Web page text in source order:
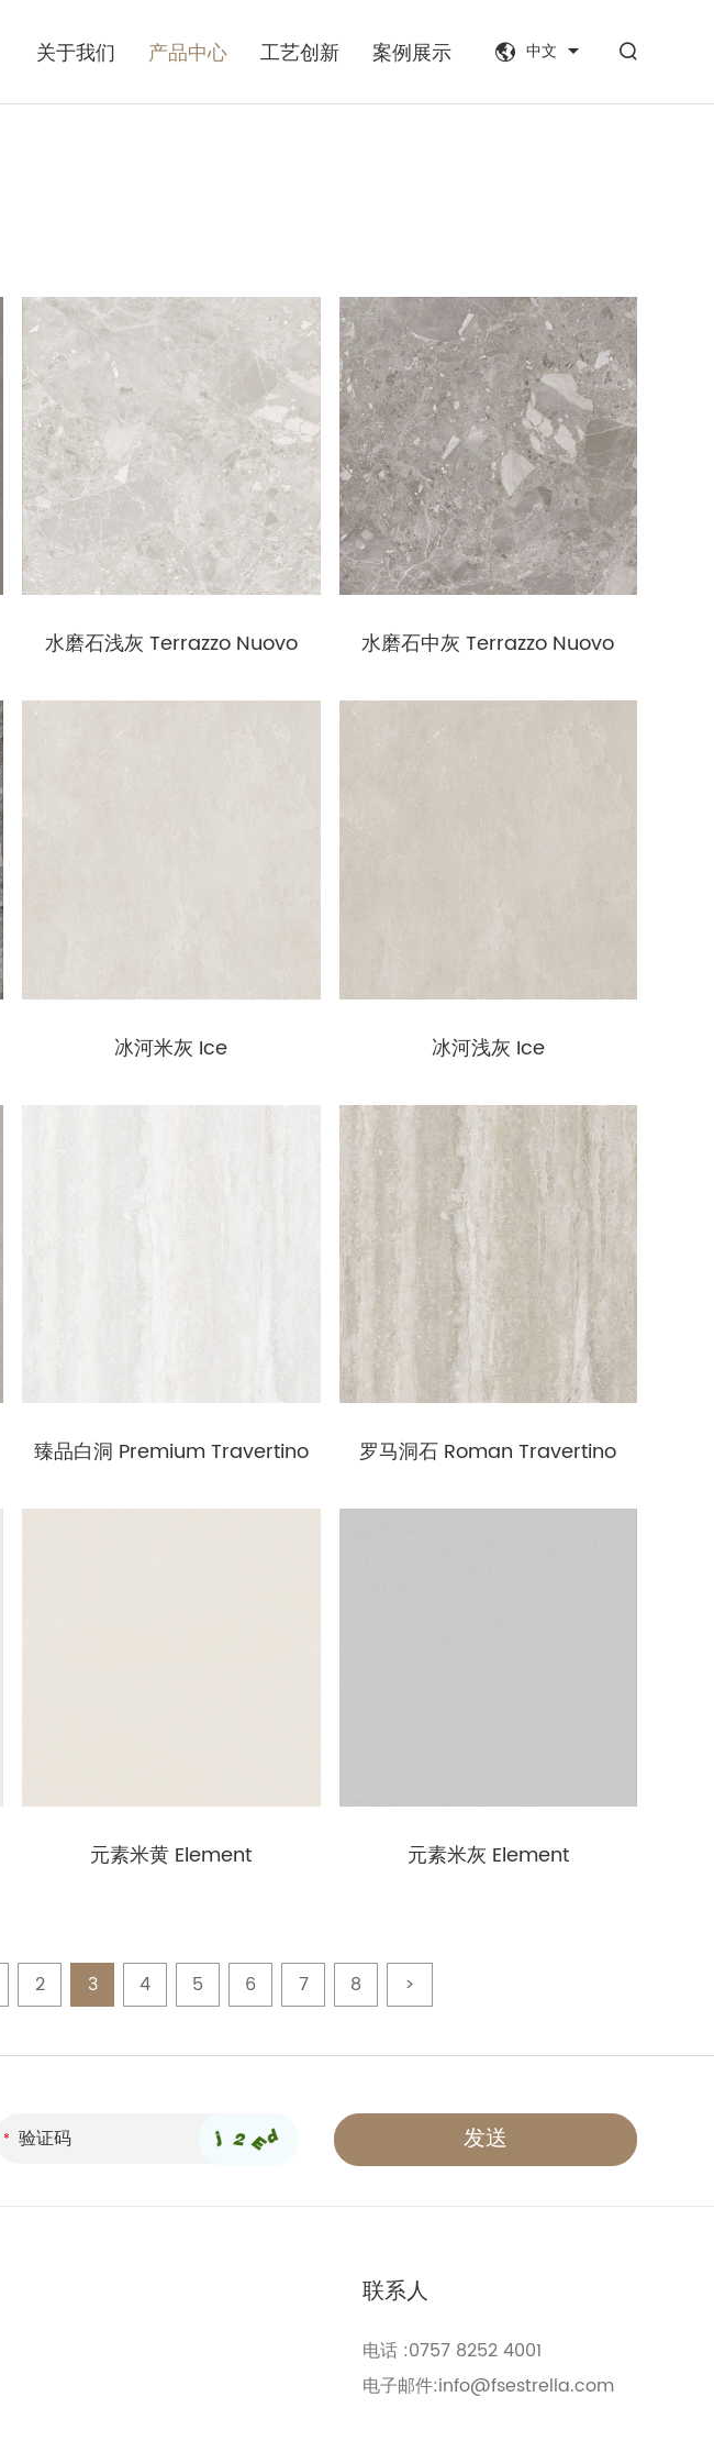
关于我们 产品中心 工艺创新 案例展示 中文
水磨石浅灰 Terrazzo Nuovo 水磨石中灰 Terrazzo Nuovo
冰河米灰 Ice 冰河浅灰 Ice
臻品白洞 Premium Travertino 罗马洞石 Roman Travertino
元素米黄 Element 元素米灰 Element
2 3 4 5 6 7 8 >
联系人
电话 :0757 8252 4001
电子邮件:info@fsestrella.com